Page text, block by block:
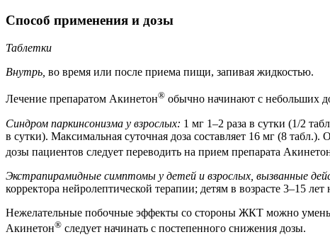
Способ применения и дозы
Таблетки
Внутрь, во время или после приема пищи, запивая жидкостью.
Лечение препаратом Акинетон® обычно начинают с небольших
Синдром паркинсонизма у взрослых: 1 мг 1–2 раза в сутки (1/2
в сутки). Максимальная суточная доза составляет 16 мг (8
дозы пациентов следует переводить на прием препарата
Экстрапирамидные симптомы у детей и взрослых, вызванные
корректора нейролептической терапии; детям в возрасте 3–15
Нежелательные побочные эффекты со стороны ЖКТ можно
Акинетон® следует начинать с постепенного снижения дозы.